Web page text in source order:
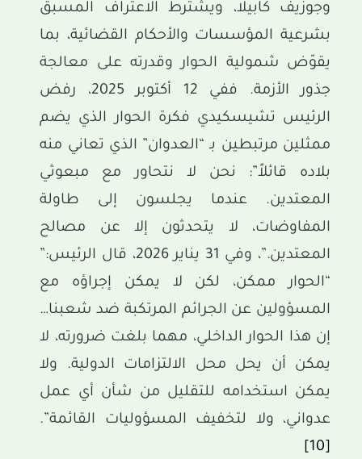
وجوزيف كابيلا، ويشترط الاعتراف المسبق
بشرعية المؤسسات والأحكام القضائية، بما
يقوّض شمولية الحوار وقدرته على معالجة
جذور الأزمة. ففي 12 أكتوبر 2025، رفض
الرئيس تشيسكيدي فكرة الحوار الذي يضم
ممثلين مرتبطين بـ “العدوان” الذي تعاني منه
بلاده قائلاً”: نحن لا نتحاور مع مبعوثي
المعتدين. عندما يجلسون إلى طاولة
المفاوضات، لا يتحدثون إلا عن مصالح
المعتدين.”، وفي 31 يناير 2026، قال الرئيس:”
“الحوار ممكن، لكن لا يمكن إجراؤه مع
المسؤولين عن الجرائم المرتكبة ضد ‏شعبنا‎…
إن هذا الحوار الداخلي، مهما بلغت ضرورته، لا
يمكن أن يحل محل الالتزامات الدولية. ولا
‏يمكن استخدامه للتقليل من شأن أي عمل
عدواني، ولا لتخفيف المسؤوليات ‏القائمة”.
[10]